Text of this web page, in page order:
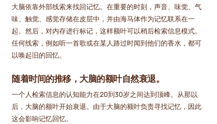
大脑依靠外部线索来找回记忆。在重要的时刻，声音、味觉、气
味、触觉、感觉存储在皮层中，并由海马体作为记忆联系在一
起。然后，对内存进行标记，这样额叶可以稍后检索信息模式。
任何线索，例如听一首歌或在某人路过时闻到他们的香水，都可
以唤起旧的回忆。
随着时间的推移，大脑的额叶自然衰退。
一个人检索信息的认知能力在20到30岁之间达到顶峰。从那以
后，大脑的额叶开始衰退。由于大脑的额叶负责寻找记忆，因此
这会影响记忆回忆。